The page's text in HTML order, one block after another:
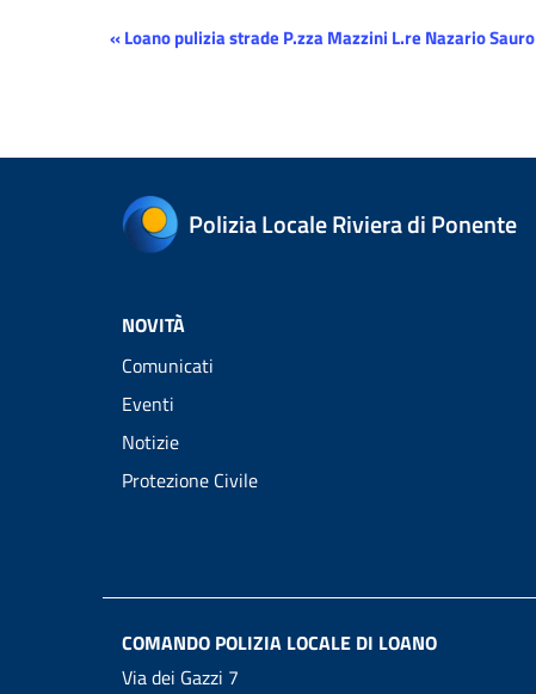
Evento
«Loano pulizia strade P.zza Mazzini L.re Nazario Sauro
Polizia Locale Riviera di Ponente
NOVITÀ
Comunicati
Eventi
Notizie
Protezione Civile
COMANDO POLIZIA LOCALE DI LOANO
Via dei Gazzi 7